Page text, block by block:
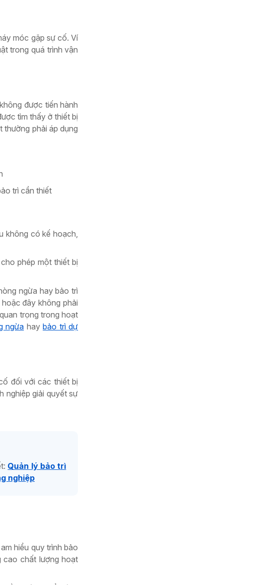
móc gặp sự cố. Ví
trong quá trình vận
được tiến hành
tìm thấy ở thiết bị
thường phải áp dụng
trì cần thiết
không có kế hoạch,
phép một thiết bị
ngừa hay bảo trì
đây không phải
trọng trong hoạt
ngừa haybảo trì dự
đối với các thiết bị
nghiệp giải quyết sự
Quản lý bảo trì
nghiệp
hiểu quy trình bảo
cao chất lượng hoạt